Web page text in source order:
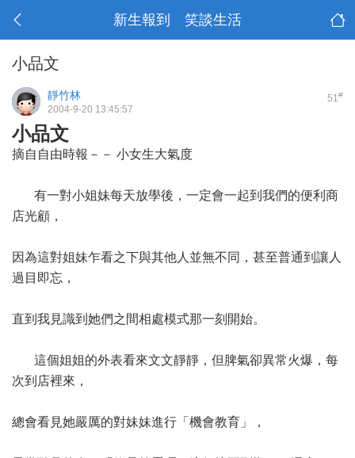
新生報到 笑談生活
小品文
51#
靜竹林
2004-9-20 13:45:57
小品文
摘自自由時報－－ 小女生大氣度
有一對小姐妹每天放學後，一定會一起到我們的便利商
店光顧，
因為這對姐妹乍看之下與其他人並無不同，甚至普通到讓人
過目即忘，
直到我見識到她們之間相處模式那一刻開始。
這個姐姐的外表看來文文靜靜，但脾氣卻異常火爆，每
次到店裡來，
總會看見她嚴厲的對妹妹進行「機會教育」，